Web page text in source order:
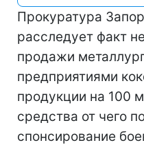
Прокуратура
расследует факт
продажи
предприятиями
продукции на 100
средства от чего
спонсирование